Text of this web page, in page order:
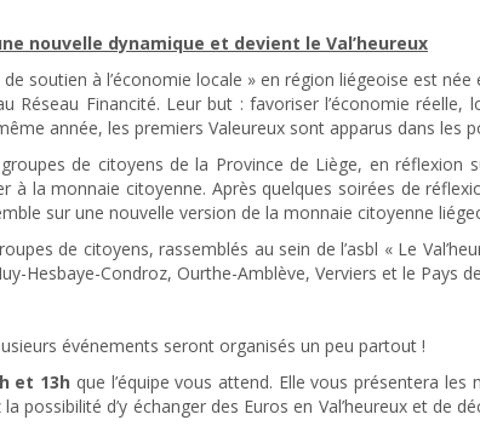
nouvelle dynamique et devient le Val’heureux
de soutien à l’économie locale » en région liégeoise est
Réseau Financité. Leur but : favoriser l’économie
année, les premiers Valeureux sont apparus dans les
de citoyens de la Province de Liège, en réflexion
à la monnaie citoyenne. Après quelques soirées de
sur une nouvelle version de la monnaie citoyenne
de citoyens, rassemblés au sein de l’asbl « Le
Hesbaye-Condroz, Ourthe-Amblève, Verviers et le Pays
événements seront organisés un peu partout !
et 13h que l’équipe vous attend. Elle vous présentera
d’y échanger des Euros en Val’heureux et de